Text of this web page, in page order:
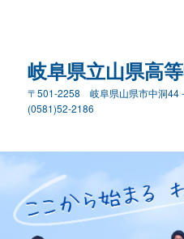
岐阜県立山県高
〒501-2258 岐阜県山県市中洞
(0581)52-2186